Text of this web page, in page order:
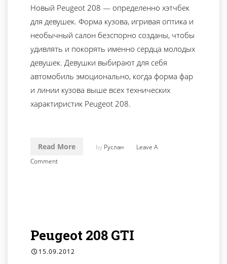
Новый Peugeot 208 — определенно хэтчбек
для девушек. Форма кузова, игривая оптика и
необычный салон безспорно созданы, чтобы
удивлять и покорять именно сердца молодых
девушек. Девушки выбирают для себя
автомобиль эмоционально, когда форма фар
и линии кузова выше всех технических
характиристик Peugeot 208.
Read More by Руслан
Leave A
Comment
Peugeot 208 GTI
15.09.2012